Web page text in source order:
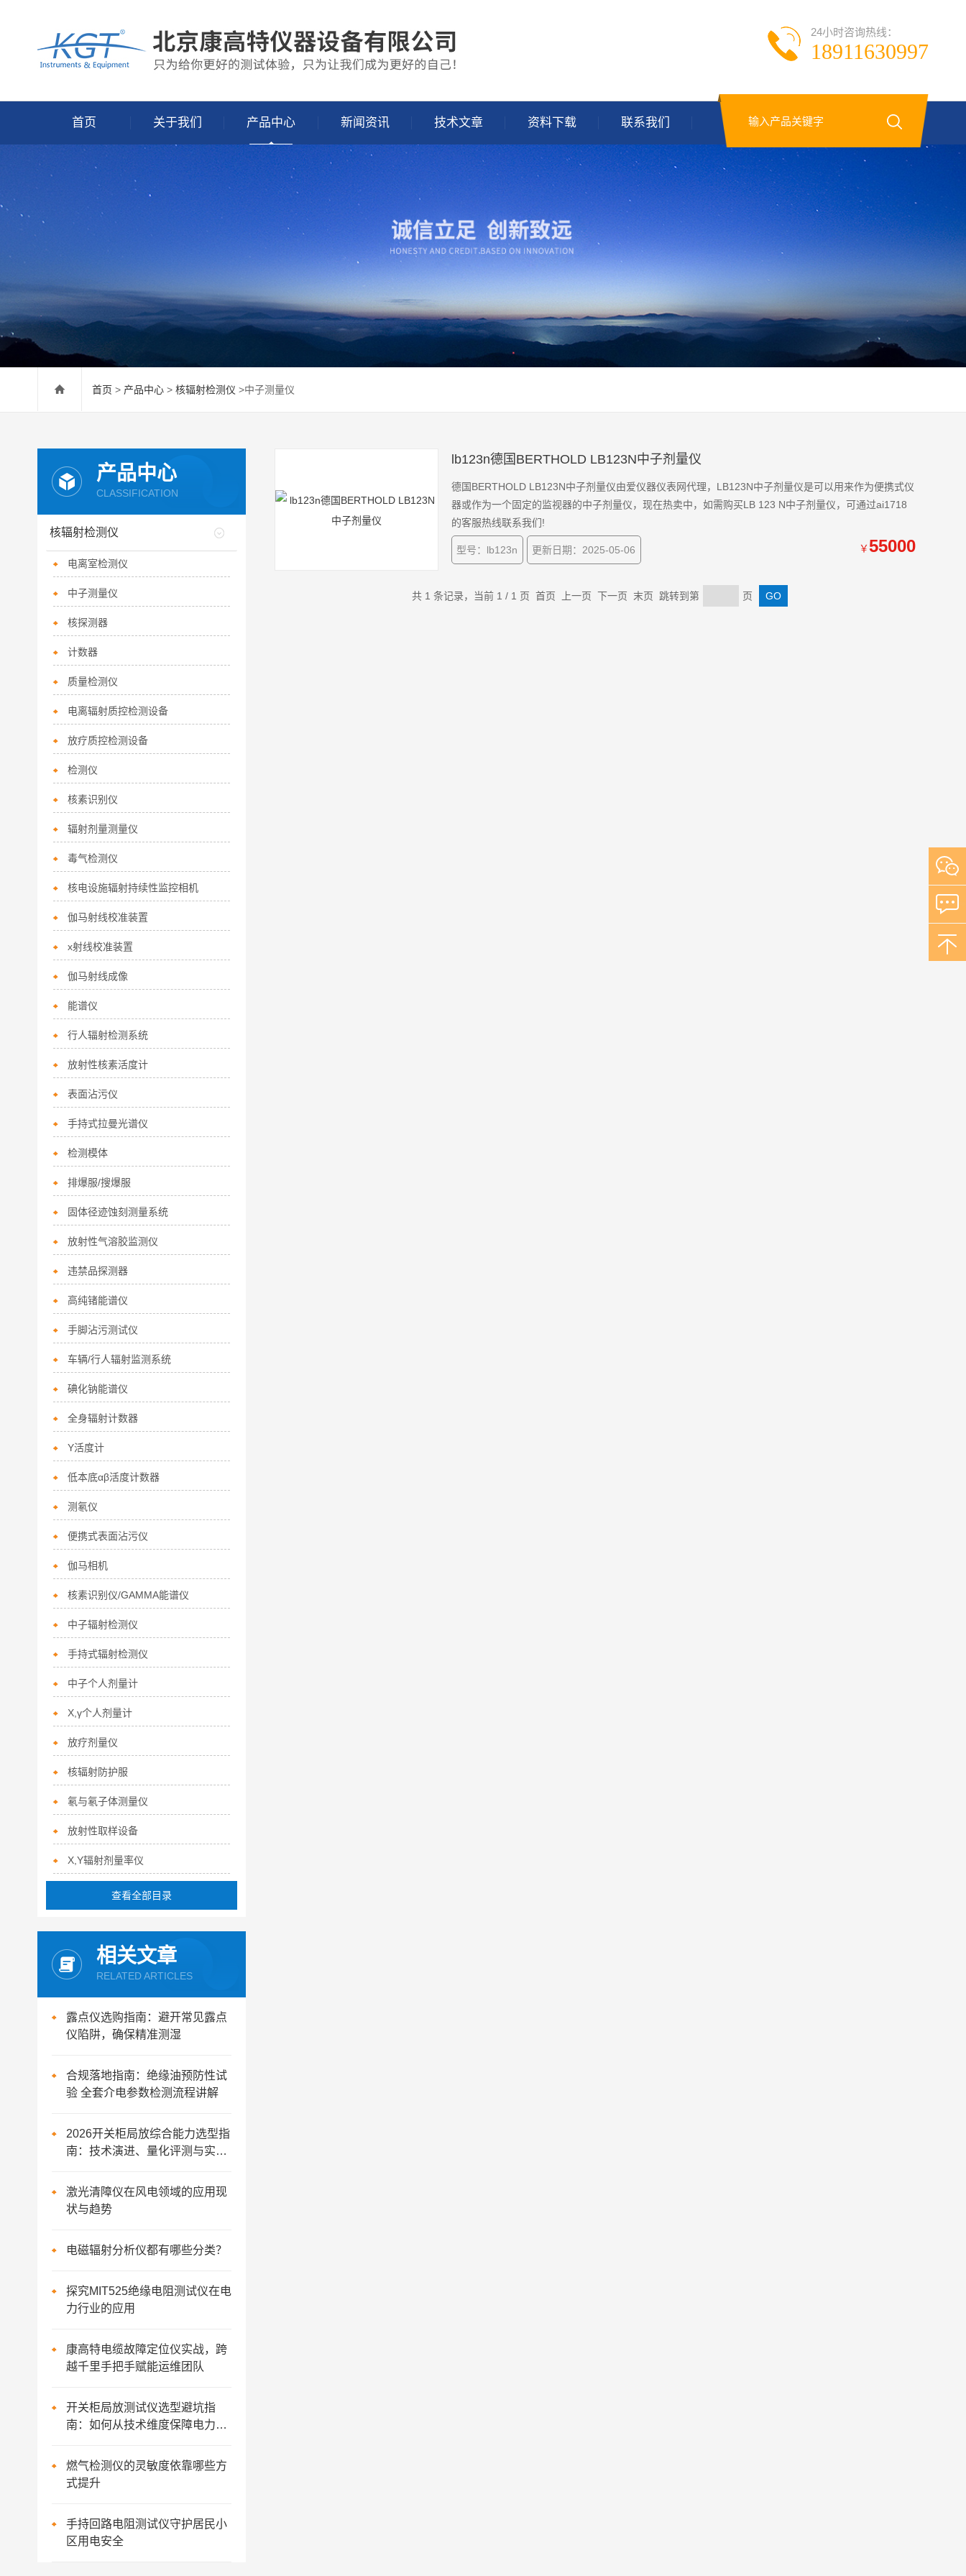
24小时咨询热线：
18911630997
首页 关于我们 产品中心 新闻资讯 技术文章 资料下载 联系我们
首页 > 产品中心 > 核辐射检测仪 >中子测量仪
产品中心
CLASSIFICATION
核辐射检测仪
电离室检测仪
中子测量仪
核探测器
计数器
质量检测仪
电离辐射质控检测设备
放疗质控检测设备
检测仪
核素识别仪
辐射剂量测量仪
毒气检测仪
核电设施辐射持续性监控相机
伽马射线校准装置
x射线校准装置
伽马射线成像
能谱仪
行人辐射检测系统
放射性核素活度计
表面沾污仪
手持式拉曼光谱仪
检测模体
排爆服/搜爆服
固体径迹蚀刻测量系统
放射性气溶胶监测仪
违禁品探测器
高纯锗能谱仪
手脚沾污测试仪
车辆/行人辐射监测系统
碘化钠能谱仪
全身辐射计数器
Y活度计
低本底αβ活度计数器
测氡仪
便携式表面沾污仪
伽马相机
核素识别仪/GAMMA能谱仪
中子辐射检测仪
手持式辐射检测仪
中子个人剂量计
X,γ个人剂量计
放疗剂量仪
核辐射防护服
氡与氡子体测量仪
放射性取样设备
X,Y辐射剂量率仪
查看全部目录
相关文章
RELATED ARTICLES
露点仪选购指南：避开常见露点
仪陷阱，确保精准测湿
合规落地指南：绝缘油预防性试
验 全套介电参数检测流程讲解
2026开关柜局放综合能力选型指
南：技术演进、量化评测与实战
激光清障仪在风电领域的应用现
状与趋势
电磁辐射分析仪都有哪些分类？
探究MIT525绝缘电阻测试仪在电
力行业的应用
康高特电缆故障定位仪实战，跨
越千里手把手赋能运维团队
开关柜局放测试仪选型避坑指
南：如何从技术维度保障电力资
燃气检测仪的灵敏度依靠哪些方
式提升
手持回路电阻测试仪守护居民小
区用电安全
lb123n德国BERTHOLD LB123N中子剂量仪
德国BERTHOLD LB123N中子剂量仪由爱仪器仪表网代理，LB123N中子剂量仪是可以用来作为便携式仪
器或作为一个固定的监视器的中子剂量仪，现在热卖中，如需购买LB 123 N中子剂量仪，可通过ai1718
的客服热线联系我们!
型号：lb123n 更新日期：2025-05-06 ￥55000
共 1 条记录，当前 1 / 1 页 首页 上一页 下一页 末页 跳转到第 页